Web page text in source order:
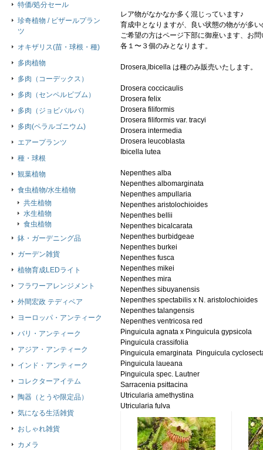
レア物がなかなか多く混じっています♪
育成中となりますが、良い状態の物がが多い
ご希望の方はページ下部に御座います、お
各１〜３個のみとなります。
Drosera,Ibicella は種のみ販売いたします。
Drosera coccicaulis
Drosera felix
Drosera filiformis
Drosera filiformis var. tracyi
Drosera intermedia
Drosera leucoblasta
Ibicella lutea
Nepenthes alba
Nepenthes albomarginata
Nepenthes ampullaria
Nepenthes aristolochioides
Nepenthes bellii
Nepenthes bicalcarata
Nepenthes burbidgeae
Nepenthes burkei
Nepenthes fusca
Nepenthes mikei
Nepenthes mira
Nepenthes sibuyanensis
Nepenthes spectabilis x N. aristolochioides
Nepenthes talangensis
Nepenthes ventricosa red
Pinguicula agnata x Pinguicula gypsicola
Pinguicula crassifolia
Pinguicula emarginata  Pinguicula
Pinguicula laueana
Pinguicula spec. Lautner
Sarracenia psittacina
Utricularia amethystina
特価/処分セール
珍奇植物 / ビザールプラン
ツ
オキザリス(苗・球根・種)
多肉植物
多肉（コーデックス）
多肉（センペルビブム）
多肉（ジョビバルバ）
多肉(ペラルゴニウム)
エアープランツ
種・球根
観葉植物
食虫植物/水生植物
共生植物
水生植物
食虫植物
鉢・ガーデニング品
ガーデン雑貨
植物育成LEDライト
フラワーアレンジメント
外間宏政 テディベア
ヨーロッパ・アンティーク
バリ・アンティーク
アジア・アンティーク
インド・アンティーク
コレクターアイテム
陶器（とうや限定品）
気になる生活雑貨
おしゃれ雑貨
カメラ